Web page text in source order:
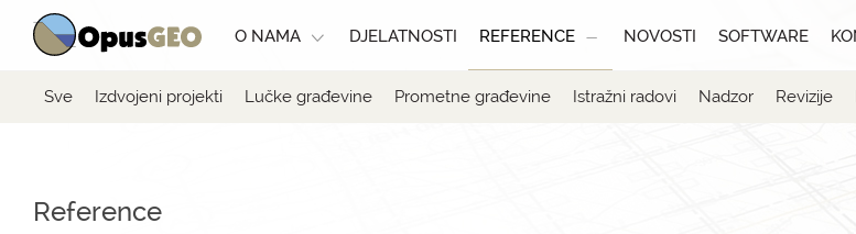
O NAMA DJELATNOSTI REFERENCE NOVOSTI SOFTWARE
Sve Izdvojeni projekti Lučke građevine Prometne građevine Istražni radovi Nadzor Revizije
Reference